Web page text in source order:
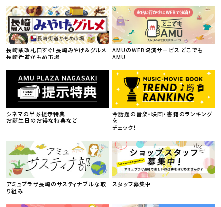
長崎駅改札口すぐ！長崎みやげ＆グルメ
長崎街道かもめ市場
AMUのWEB決済サービス どこでも
AMU
シネマの半券提示特典
お誕生日のお得な特典など
今話題の音楽・映画・書籍のランキング
を
チェック！
アミュプラザ長崎のサスティナブルな取
り組み
スタッフ募集中